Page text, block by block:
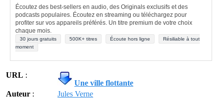
Écoutez des best-sellers en audio, des Originals exclusifs et des
podcasts populaires. Écoutez en streaming ou téléchargez pour
profiter sur vos appareils préférés. Un titre premium de votre choix
chaque mois.
30 jours gratuits 500K+ titres Écoute hors ligne
Résiliable à tout
moment
URL :
Une ville flottante
Auteur :
Jules Verne